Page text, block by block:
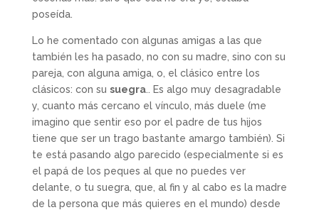
poseída.
Lo he comentado con algunas amigas a las que
también les ha pasado, no con su madre, sino con su
pareja, con alguna amiga, o, el clásico entre los
clásicos: con su suegra.. Es algo muy desagradable
y, cuanto más cercano el vínculo, más duele (me
imagino que sentir eso por el padre de tus hijos
tiene que ser un trago bastante amargo también). Si
te está pasando algo parecido (especialmente si es
el papá de los peques al que no puedes ver
delante, o tu suegra, que, al fin y al cabo es la madre
de la persona que más quieres en el mundo) desde